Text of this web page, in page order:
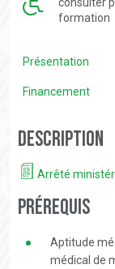
formation
Présentation
Financement
Description
Arrêté
Prérequis
Aptitude
médical